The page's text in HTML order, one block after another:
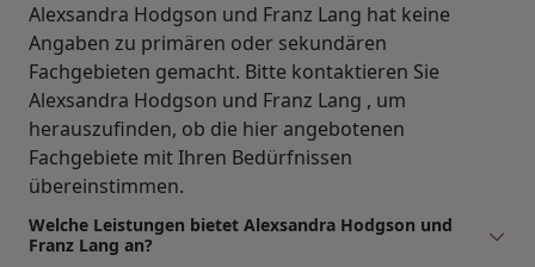
Alexsandra Hodgson und Franz Lang hat keine
Angaben zu primären oder sekundären
Fachgebieten gemacht. Bitte kontaktieren Sie
Alexsandra Hodgson und Franz Lang , um
herauszufinden, ob die hier angebotenen
Fachgebiete mit Ihren Bedürfnissen
übereinstimmen.
Welche Leistungen bietet Alexsandra Hodgson und
Franz Lang an?